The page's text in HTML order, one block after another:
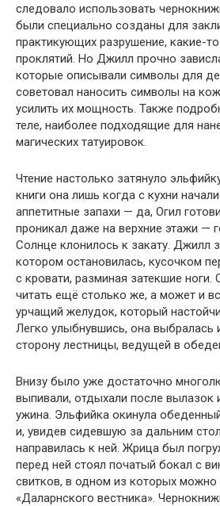
следовало использовать
были специально созданы для
практикующих разрушение, какие-
проклятий. Но Джилл прочно
которые описывали символы для
советовал наносить символы на
усилить их мощность. Также
теле, наиболее подходящие для
магических татуировок.
Чтение настолько затянуло
книги она лишь когда с кухни
аппетитные запахи — да, Огил
проникал даже на верхние этажи —
Солнце клонилось к закату. Джилл
котором остановилась, кусочком
с кровати, разминая затекшие ноги.
читать ещё столько же, а может и
урчащий желудок, который
Легко улыбнувшись, она выбралась
сторону лестницы, ведущей в
Внизу было уже достаточно
выпивали, отдыхали после вылазок
ужина. Эльфийка окинула
и, увидев сидевшую за дальним
направилась к ней. Жрица был
перед ней стоял початый бокал с
свитков, в одном из которых можно
«Даларнского вестника».